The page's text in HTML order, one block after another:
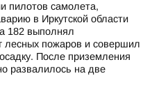
пилотов самолета,
в Иркутской области
182 выполнял
лесных пожаров и совершил
После приземления
развалилось на две